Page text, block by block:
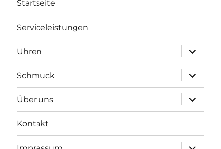
Startseite
Serviceleistungen
Uhren
öffnen
Schmuck
öffnen
Über uns
öffnen
Kontakt